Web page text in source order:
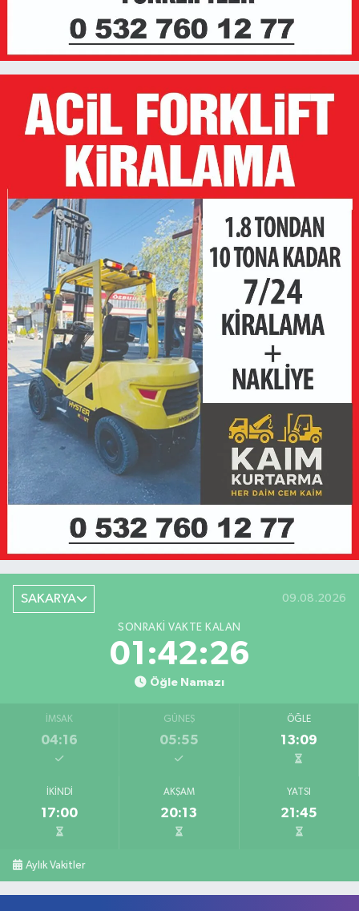
SAKARYA 09.08.2026
SONRAKI VAKTE KALAN
01:42:26
Öğle Namazı
İMSAK
04:16
GÜNEŞ
05:55
ÖĞLE
13:09
İKINDI
17:00
AKŞAM
20:13
YATSI
21:45
Aylık Vakitler